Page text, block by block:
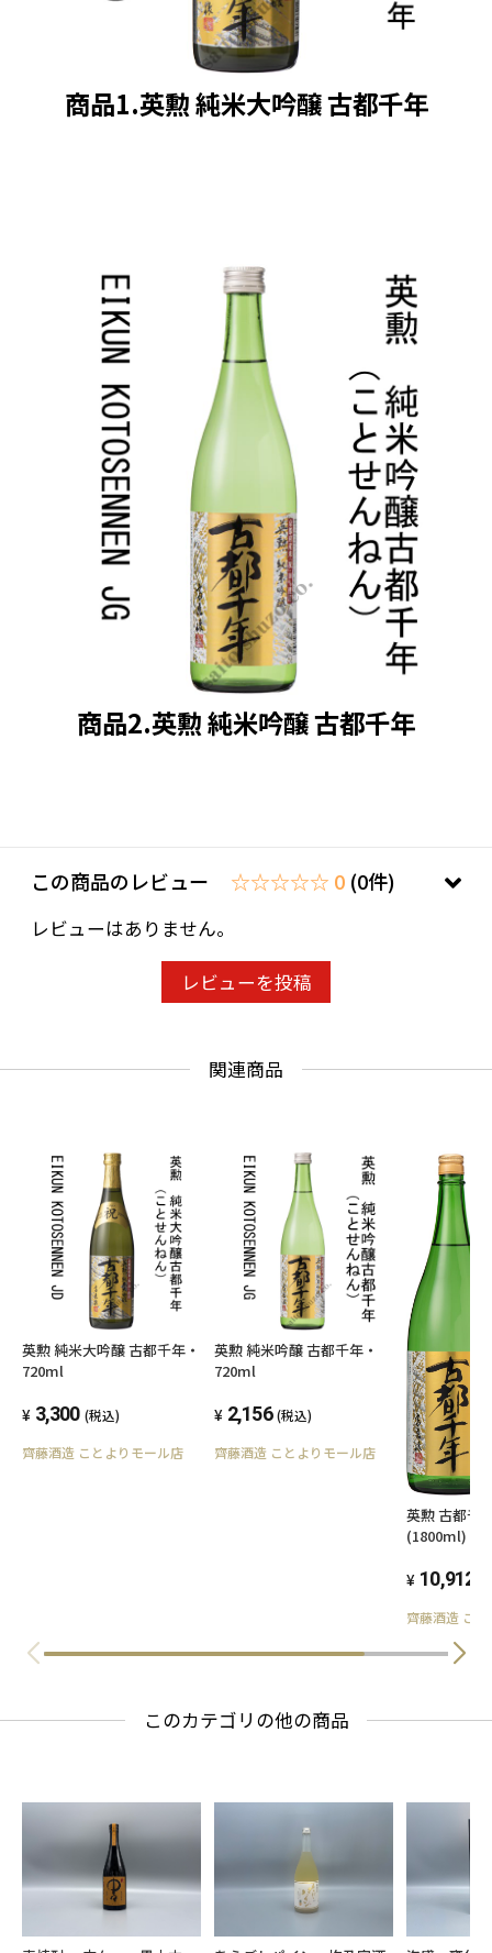
商品1.英勲 純米大吟醸 古都千年
商品2.英勲 純米吟醸 古都千年
この商品のレビュー ☆☆☆☆☆ 0 (0件)
レビューはありません。
レビューを投稿
関連商品
英勲 純米大吟醸 古都千年・
720ml
3,300 (税込)
齊藤酒造 ことよりモール店
英勲 純米吟醸 古都千年・
720ml
2,156 (税込)
齊藤酒造 ことよりモール店
英勲 古都千
(1800ml)
10,912
齊藤酒造 こ
このカテゴリの他の商品